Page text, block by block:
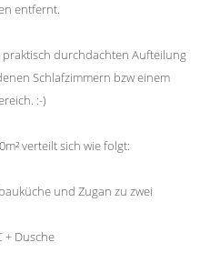
entfernt.
durchdachten Aufteilung
Schlafzimmern bzw einem
:-)
verteilt sich wie folgt:
und Zugan zu zwei
+ Dusche